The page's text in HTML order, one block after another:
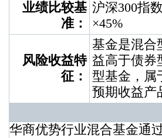
业绩比较基
准：
沪深300指
×45%
风险收益特
征：
基金是混合
益高于债券
型基金，属
预期收益产
华商优势行业混合基金通